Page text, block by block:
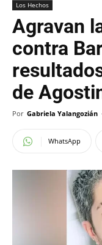
Los Hechos
Agravan
contra
de
Por Gabriela Yalangozián
WhatsApp